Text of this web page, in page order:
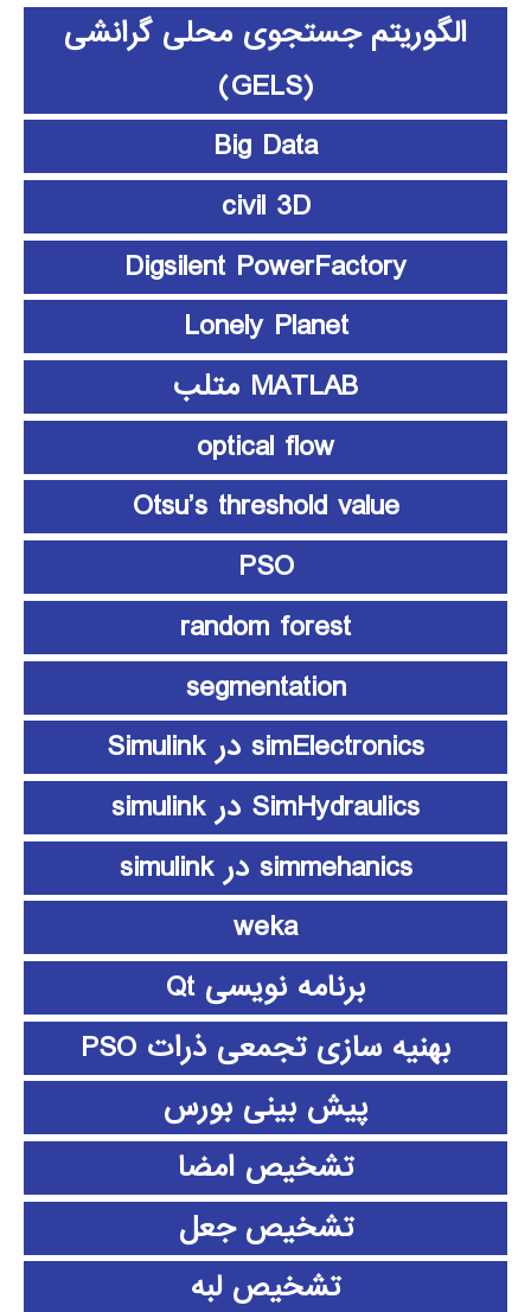
الگوریتم جستجوی محلی گرانشی
(GELS)
Big Data
civil 3D
Digsilent PowerFactory
Lonely Planet
MATLAB متلب
optical flow
Otsu’s threshold value
PSO
random forest
segmentation
simElectronics در Simulink
SimHydraulics در simulink
simmehanics در simulink
weka
برنامه نویسی Qt
بهنیه سازی تجمعی ذرات PSO
پیش بینی بورس
تشخیص امضا
تشخیص جعل
تشخیص لبه